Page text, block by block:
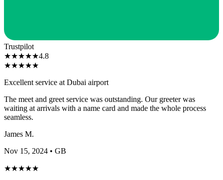
Trustpilot
★★★★★4.8
★★★★★
Excellent service at Dubai airport
The meet and greet service was outstanding. Our greeter was
waiting at arrivals with a name card and made the whole process
seamless.
James M.
Nov 15, 2024 • GB
★★★★★